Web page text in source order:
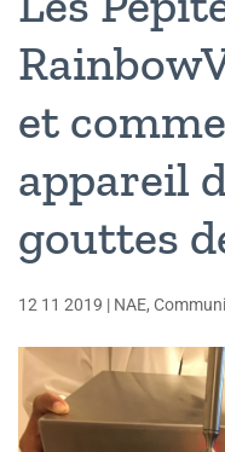
et
appareil
gouttes
12 11 2019 | NAE,